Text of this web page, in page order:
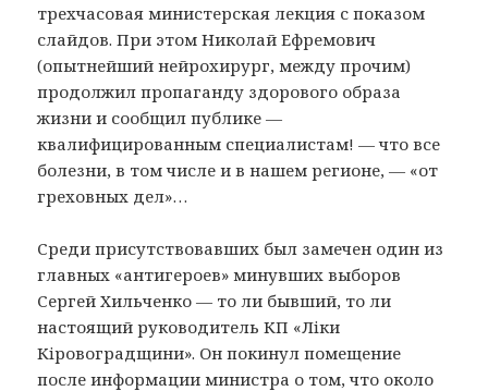
трехчасовая министерская лекция с показом
слайдов. При этом Николай Ефремович
(опытнейший нейрохирург, между прочим)
продолжил пропаганду здорового образа
жизни и сообщил публике —
квалифицированным специалистам! — что все
болезни, в том числе и в нашем регионе, — «от
греховных дел»…
Среди присутствовавших был замечен один из
главных «антигероев» минувших выборов
Сергей Хильченко — то ли бывший, то ли
настоящий руководитель КП «Лiки
Кiровоградщини». Он покинул помещение
после информации министра о том, что около